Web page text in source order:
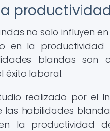
no solo influyen
en la productividad
blandas
éxito laboral.
realizado por el
las habilidades
la productividad